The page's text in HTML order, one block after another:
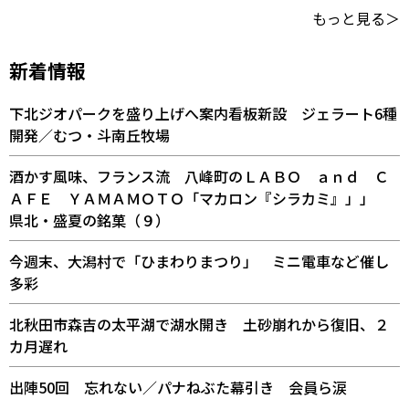
もっと見る＞
新着情報
下北ジオパークを盛り上げへ案内看板新設 ジェラート6種
開発／むつ・斗南丘牧場
酒かす風味、フランス流 八峰町のＬＡＢＯ ａｎｄ Ｃ
ＡＦＥ ＹＡＭＡＭＯＴＯ「マカロン『シラカミ』」」
県北・盛夏の銘菓（９）
今週末、大潟村で「ひまわりまつり」 ミニ電車など催し
多彩
北秋田市森吉の太平湖で湖水開き 土砂崩れから復旧、２
カ月遅れ
出陣50回 忘れない／パナねぶた幕引き 会員ら涙